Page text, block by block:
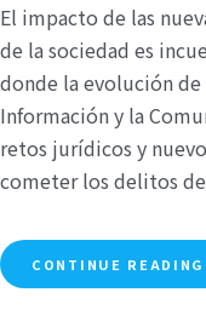
El impacto de las
de la sociedad es
donde la evolución
Información y la
retos jurídicos y
cometer los delitos
CONTINUE READING